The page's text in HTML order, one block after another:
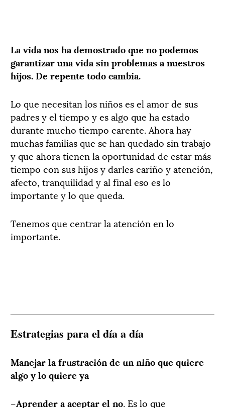
La vida nos ha demostrado que no podemos
garantizar una vida sin problemas a nuestros
hijos. De repente todo cambia.
Lo que necesitan los niños es el amor de sus
padres y el tiempo y es algo que ha estado
durante mucho tiempo carente. Ahora hay
muchas familias que se han quedado sin trabajo
y que ahora tienen la oportunidad de estar más
tiempo con sus hijos y darles cariño y atención,
afecto, tranquilidad y al final eso es lo
importante y lo que queda.
Tenemos que centrar la atención en lo
importante.
Estrategias para el día a día
Manejar la frustración de un niño que quiere
algo y lo quiere ya
–Aprender a aceptar el no. Es lo que